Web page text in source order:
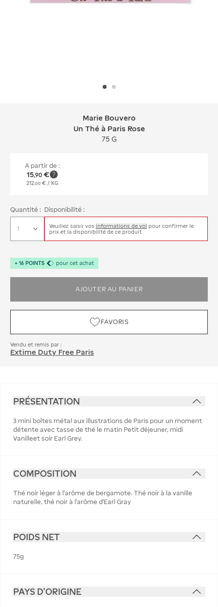
Marie Bouvero Un Thé à Paris Rose
Marie Bouvero
Un Thé à Paris Rose
75 G
A partir de :
15,90 €
212,00 € / KG
Quantité : Disponibilité :
Veuillez saisir vos informations de vol pour confirmer le
prix et la disponibilité de ce produit
+ 16 POINTS pour cet achat
AJOUTER AU PANIER
FAVORIS
Vendu et remis par :
Extime Duty Free Paris
PRÉSENTATION
3 mini boîtes métal aux illustrations de Paris pour un moment
détente avec tasse de thé le matin Petit déjeuner, midi
Vanilleet soir Earl Grey.
COMPOSITION
Thé noir léger à l'arôme de bergamote. Thé noir à la vanille
naturelle, thé noir à l'arôme d'Earl Gray
POIDS NET
75g
PAYS D'ORIGINE